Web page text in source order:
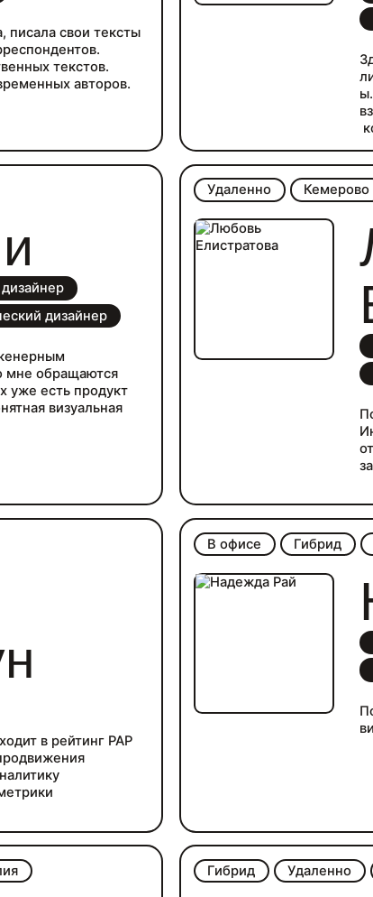
писала свои тексты
текстов.
авторов.
дизайнер
мне обращаются
уже есть продукт
визуальная
Удаленно Кемерово
в рейтинг РАР
В офисе Гибрид
Гибрид Удаленно